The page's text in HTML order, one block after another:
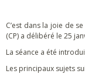
C’est dans la joie de
(CP) a délibéré le 25
La séance a été
Les principaux sujets